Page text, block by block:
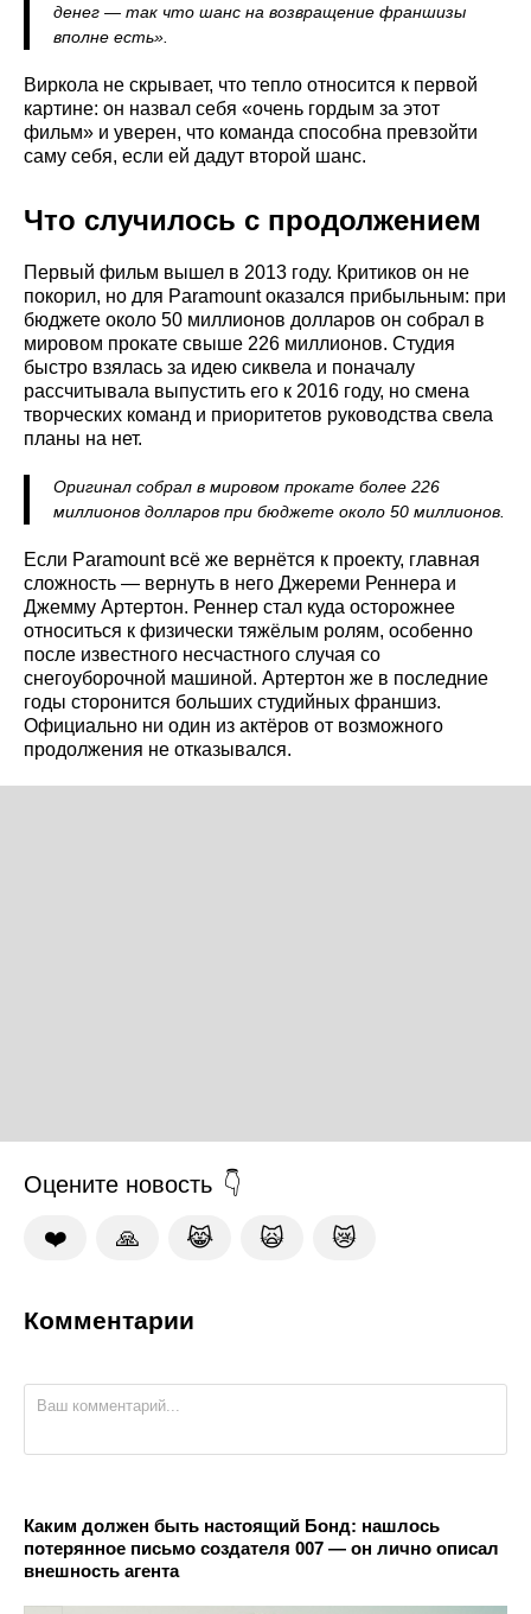
денег — так что шанс на возвращение франшизы
вполне есть».
Виркола не скрывает, что тепло относится к первой
картине: он назвал себя «очень гордым за этот
фильм» и уверен, что команда способна превзойти
саму себя, если ей дадут второй шанс.
Что случилось с продолжением
Первый фильм вышел в 2013 году. Критиков он не
покорил, но для Paramount оказался прибыльным: при
бюджете около 50 миллионов долларов он собрал в
мировом прокате свыше 226 миллионов. Студия
быстро взялась за идею сиквела и поначалу
рассчитывала выпустить его к 2016 году, но смена
творческих команд и приоритетов руководства свела
планы на нет.
Оригинал собрал в мировом прокате более 226
миллионов долларов при бюджете около 50 миллионов.
Если Paramount всё же вернётся к проекту, главная
сложность — вернуть в него Джереми Реннера и
Джемму Артертон. Реннер стал куда осторожнее
относиться к физически тяжёлым ролям, особенно
после известного несчастного случая со
снегоуборочной машиной. Артертон же в последние
годы сторонится больших студийных франшиз.
Официально ни один из актёров от возможного
продолжения не отказывался.
Оцените новость
❤️ 🙏 😹 🙀 😿
Комментарии
Каким должен быть настоящий Бонд: нашлось
потерянное письмо создателя 007 — он лично описал
внешность агента